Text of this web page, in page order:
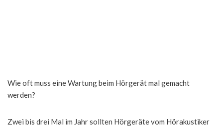
Wie oft muss eine Wartung beim Hörgerät mal gemacht
werden?
Zwei bis drei Mal im Jahr sollten Hörgeräte vom Hörakustiker